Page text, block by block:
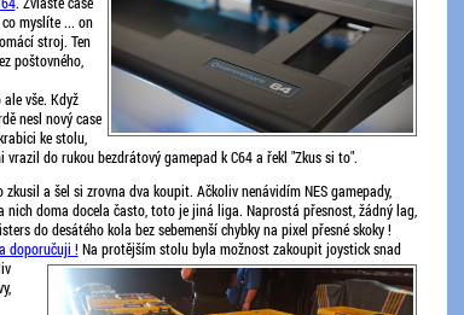
myslíte ... on
stroj. Ten
poštovného,
ale vše. Když
nesl nový case
ke stolu,
vrazil do rukou bezdrátový gamepad k C64 a řekl "Zkus si to".
zkusil a šel si zrovna dva koupit. Ačkoliv nenávidím NES gamepady,
nich doma docela často, toto je jiná liga. Naprostá přesnost, žádný lag,
do desátého kola bez sebemenší chybky na pixel přesné skoky !
doporučuji ! Na protějším stolu byla možnost zakoupit joystick snad